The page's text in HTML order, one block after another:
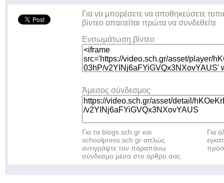
Για να μπορέσετε να αποθηκεύσετε
βίντεο απαιτείται πρώτα να συνδεθείτε
Ενσωμάτωση βίντεο
Άμεσος σύνδεσμος
Για τα blogs.sch.gr και
schoolpress.sch.gr απλώς
αντιγράψτε τον παραπάνω
σύνδεσμο μέσα στο άρθρο σας.
Για